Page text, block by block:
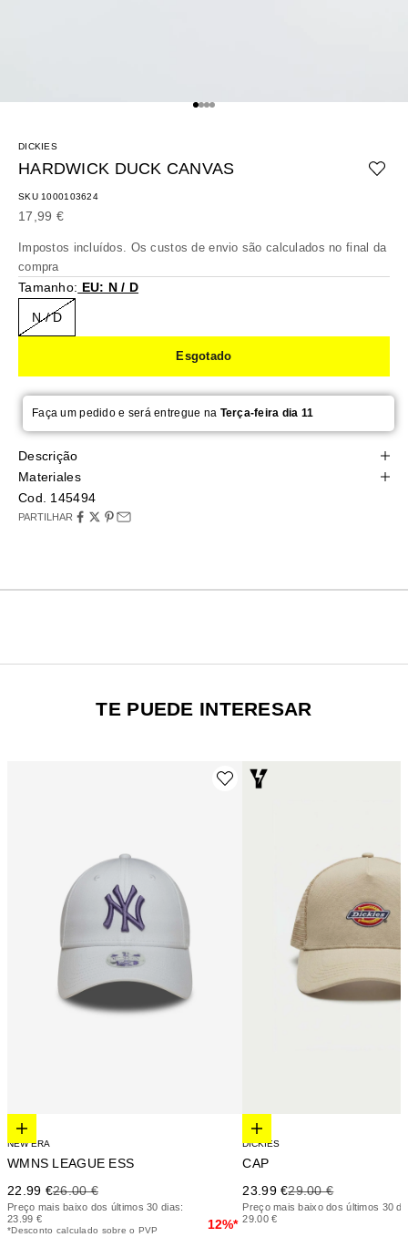
Ir para o artigo 1
Ir para o artigo 2
Ir para o artigo 3
Ir para o artigo 4
DICKIES
HARDWICK DUCK CANVAS
SKU 1000103624
Preço promocional
17,99 €
Impostos incluídos. Oscustos de envio são calculados no final da
compra
Tamanho: EU: N / D
N / D
Esgotado
Faça um pedido e será entregue na Terça-feira dia 11
Descrição
Materiales
Cod. 145494
PARTILHAR
TE PUEDE INTERESAR
Elige opciones
NEW ERA
WMNS LEAGUE ESS
Precio de oferta
22.99 €Precio anterior
26.00 €
Preço mais baixo dos últimos 30 dias:
23.99 €
*Desconto calculado sobre o PVP 12%*
Elige opciones
DICKIES
CAP
Precio de oferta
23.99 €Precio anterior
29.00 €
Preço mais baixo dos últimos 30
29.00 €